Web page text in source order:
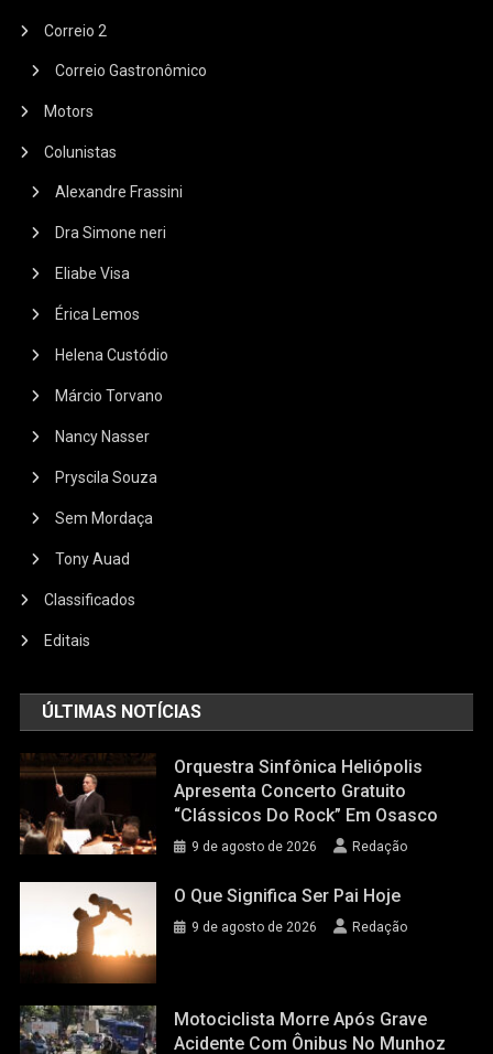
Correio 2
Correio Gastronômico
Motors
Colunistas
Alexandre Frassini
Dra Simone neri
Eliabe Visa
Érica Lemos
Helena Custódio
Márcio Torvano
Nancy Nasser
Pryscila Souza
Sem Mordaça
Tony Auad
Classificados
Editais
ÚLTIMAS NOTÍCIAS
Orquestra Sinfônica Heliópolis
Apresenta Concerto Gratuito
“Clássicos Do Rock” Em Osasco
9 de agosto de 2026 Redação
O Que Significa Ser Pai Hoje
9 de agosto de 2026 Redação
Motociclista Morre Após Grave
Acidente Com Ônibus No Munhoz